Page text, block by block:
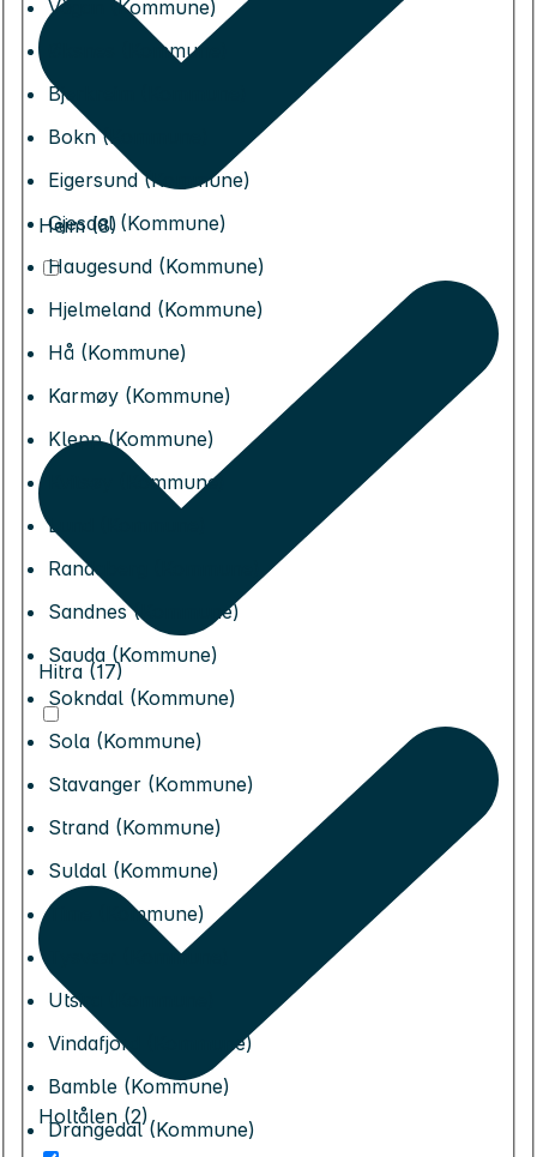
Vågan (Kommune)
Øksnes (Kommune)
Bjerkreim (Kommune)
Bokn (Kommune)
Eigersund (Kommune)
Gjesdal (Kommune)
Haugesund (Kommune)
Hjelmeland (Kommune)
Hå (Kommune)
Karmøy (Kommune)
Klepp (Kommune)
Kvitsøy (Kommune)
Lund (Kommune)
Randaberg (Kommune)
Sandnes (Kommune)
Sauda (Kommune)
Sokndal (Kommune)
Sola (Kommune)
Stavanger (Kommune)
Strand (Kommune)
Suldal (Kommune)
Time (Kommune)
Tysvær (Kommune)
Utsira (Kommune)
Vindafjord (Kommune)
Bamble (Kommune)
Drangedal (Kommune)
Heim (8)
Hitra (17)
Holtålen (2)